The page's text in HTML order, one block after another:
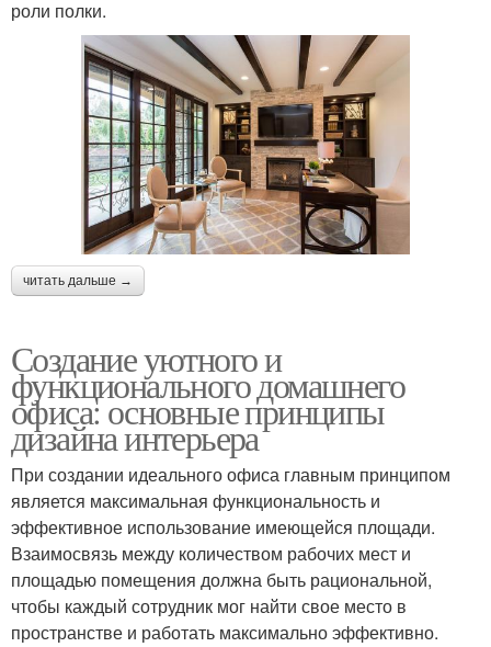
роли полки.
читать дальше →
Создание уютного и
функционального домашнего
офиса: основные принципы
дизайна интерьера
При создании идеального офиса главным принципом
является максимальная функциональность и
эффективное использование имеющейся площади.
Взаимосвязь между количеством рабочих мест и
площадью помещения должна быть рациональной,
чтобы каждый сотрудник мог найти свое место в
пространстве и работать максимально эффективно.